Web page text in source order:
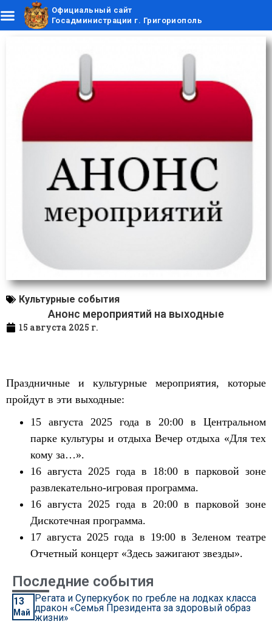
Официальный сайт
Госадминистрации г. Григориополь
Культурные события
Анонс мероприятий на выходные
15 августа 2025 г.
Праздничные и культурные мероприятия, которые
пройдут в эти выходные:
15 августа 2025 года в 20:00 в Центральном
парке культуры и отдыха Вечер отдыха «Для тех
кому за…».
16 августа 2025 года в 18:00 в парковой зоне
развлекательно-игровая программа.
16 августа 2025 года в 20:00 в парковой зоне
Дискотечная программа.
17 августа 2025 года в 19:00 в Зеленом театре
Отчетный концерт «Здесь зажигают звезды».
Последние события
13
Май
Регата и Суперкубок по гребле на лодках класса
дракон «Семья Президента за здоровый образ
жизни»